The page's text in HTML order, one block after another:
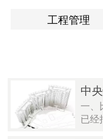
工程管理
一、
已经